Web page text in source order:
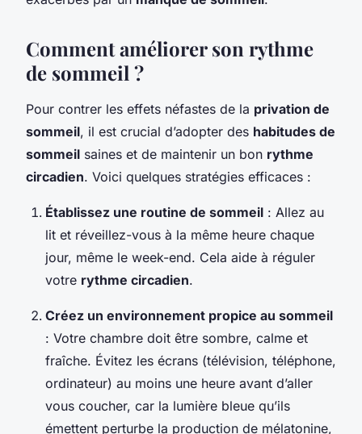
Comment améliorer son rythme
de sommeil ?
Pour contrer les effets néfastes de la privation de
sommeil, il est crucial d’adopter des habitudes de
sommeil saines et de maintenir un bon rythme
circadien. Voici quelques stratégies efficaces :
Établissez une routine de sommeil : Allez au
lit et réveillez-vous à la même heure chaque
jour, même le week-end. Cela aide à réguler
votre rythme circadien.
Créez un environnement propice au sommeil
: Votre chambre doit être sombre, calme et
fraîche. Évitez les écrans (télévision, téléphone,
ordinateur) au moins une heure avant d’aller
vous coucher, car la lumière bleue qu’ils
émettent perturbe la production de mélatonine,